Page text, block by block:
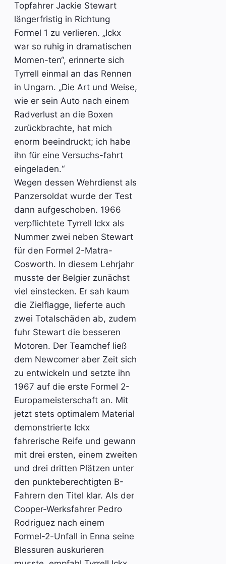
Topfahrer Jackie Stewart
längerfristig in Richtung
Formel 1 zu verlieren. „Ickx
war so ruhig in dramatischen
Momen-ten“, erinnerte sich
Tyrrell einmal an das Rennen
in Ungarn. „Die Art und Weise,
wie er sein Auto nach einem
Radverlust an die Boxen
zurückbrachte, hat mich
enorm beeindruckt; ich habe
ihn für eine Versuchs-fahrt
eingeladen.“
Wegen dessen Wehrdienst als
Panzersoldat wurde der Test
dann aufgeschoben. 1966
verpflichtete Tyrrell Ickx als
Nummer zwei neben Stewart
für den Formel 2-Matra-
Cosworth. In diesem Lehrjahr
musste der Belgier zunächst
viel einstecken. Er sah kaum
die Zielflagge, lieferte auch
zwei Totalschäden ab, zudem
fuhr Stewart die besseren
Motoren. Der Teamchef ließ
dem Newcomer aber Zeit sich
zu entwickeln und setzte ihn
1967 auf die erste Formel 2-
Europameisterschaft an. Mit
jetzt stets optimalem Material
demonstrierte Ickx
fahrerische Reife und gewann
mit drei ersten, einem zweiten
und drei dritten Plätzen unter
den punkteberechtigten B-
Fahrern den Titel klar. Als der
Cooper-Werksfahrer Pedro
Rodriguez nach einem
Formel-2-Unfall in Enna seine
Blessuren auskurieren